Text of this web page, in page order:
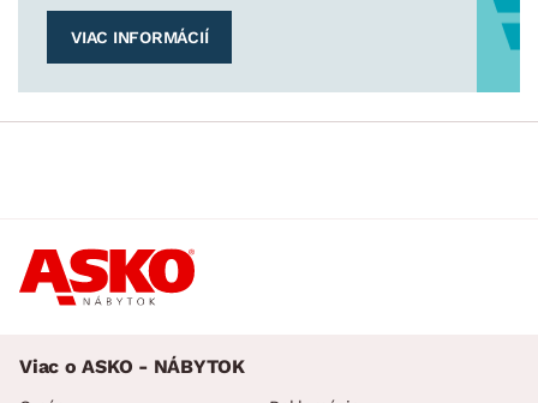
VIAC INFORMÁCIÍ
Viac o ASKO - NÁBYTOK